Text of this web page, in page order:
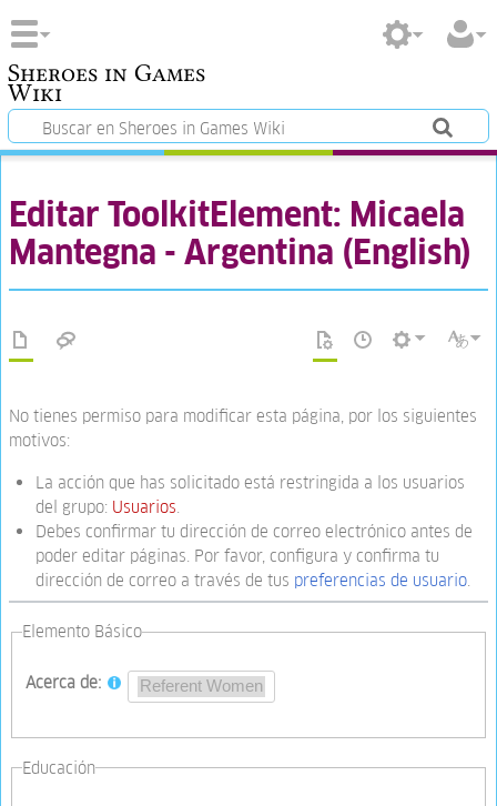
Sheroes in Games
Wiki
Editar ToolkitElement: Micaela
Mantegna - Argentina (English)
No tienes permiso para modificar esta página, por los siguientes
motivos:
La acción que has solicitado está restringida a los usuarios
del grupo: Usuarios
Debes confirmar tu dirección de correo electrónico antes de
poder editar páginas. Por favor, configura y confirma tu
dirección de correo a través de tus preferencias de usuario
Elemento Básico
Acerca de:
Educación